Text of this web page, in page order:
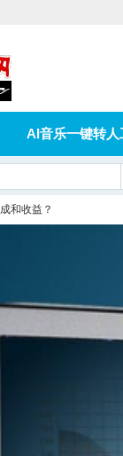
AI音乐一键转人
和收益？